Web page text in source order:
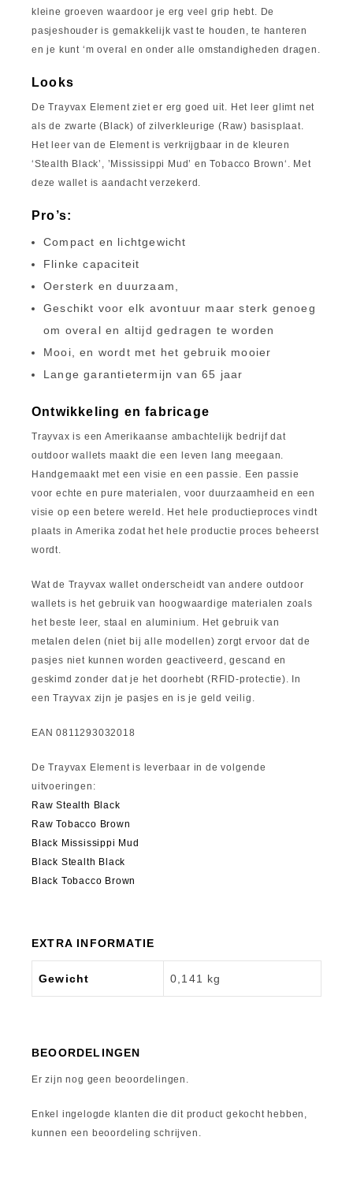
kleine groeven waardoor je erg veel grip hebt. De
pasjeshouder is gemakkelijk vast te houden, te hanteren
en je kunt ‘m overal en onder alle omstandigheden dragen.
Looks
De Trayvax Element ziet er erg goed uit. Het leer glimt net
als de zwarte (Black) of zilverkleurige (Raw) basisplaat.
Het leer van de Element is verkrijgbaar in de kleuren
‘Stealth Black’, ’Mississippi Mud’ en Tobacco Brown‘. Met
deze wallet is aandacht verzekerd.
Pro’s:
Compact en lichtgewicht
Flinke capaciteit
​Oersterk en duurzaam,
Geschikt voor elk avontuur maar sterk genoeg
om overal en altijd gedragen te worden
Mooi, en wordt met het gebruik mooier
Lange garantietermijn van 65 jaar
Ontwikkeling en fabricage
Trayvax is een Amerikaanse ambachtelijk bedrijf dat
outdoor wallets maakt die een leven lang meegaan.
Handgemaakt met een visie en een passie. Een passie
voor echte en pure materialen, voor duurzaamheid en een
visie op een betere wereld. Het hele productieproces vindt
plaats in Amerika zodat het hele productie proces beheerst
wordt.
Wat de Trayvax wallet onderscheidt van andere outdoor
wallets is het gebruik van hoogwaardige materialen zoals
het beste leer, staal en aluminium. Het gebruik van
metalen delen (niet bij alle modellen) zorgt ervoor dat de
pasjes niet kunnen worden geactiveerd, gescand en
geskimd zonder dat je het doorhebt (RFID-protectie). In
een Trayvax zijn je pasjes en is je geld veilig.
EAN 0811293032018
De Trayvax Element is leverbaar in de volgende
uitvoeringen:
Raw Stealth Black
Raw Tobacco Brown
Black Mississippi Mud
Black Stealth Black
Black Tobacco Brown
EXTRA INFORMATIE
Gewicht 0,141 kg
BEOORDELINGEN
Er zijn nog geen beoordelingen.
Enkel ingelogde klanten die dit product gekocht hebben,
kunnen een beoordeling schrijven.